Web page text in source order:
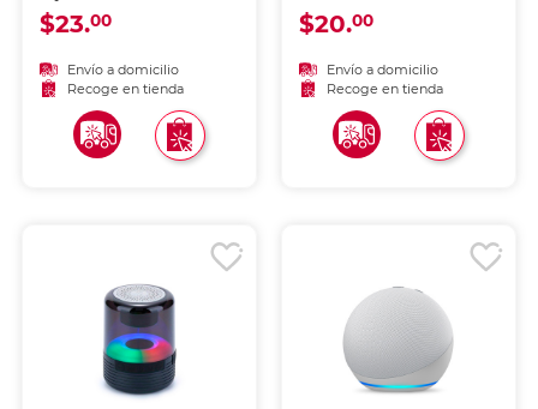
$23.00
Envío a domicilio
Recoge en tienda
$20.00
Envío a domicilio
Recoge en tienda